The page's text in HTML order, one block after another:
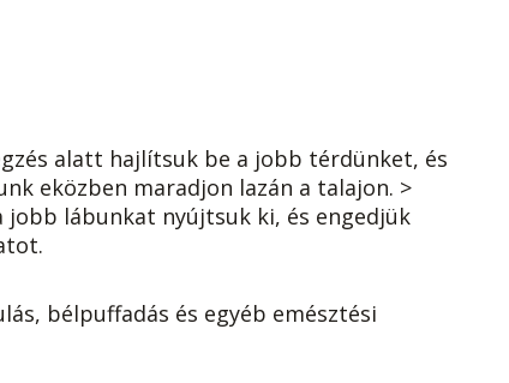
alatt hajlítsuk be a jobb térdünket, és
eközben maradjon lazán a talajon. >
jobb lábunkat nyújtsuk ki, és engedjük
bélpuffadás és egyéb emésztési